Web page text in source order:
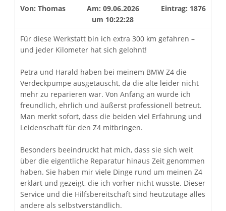
Von: Thomas Am: 09.06.2026
um 10:22:28
Eintrag: 1876
Für diese Werkstatt bin ich extra 300 km gefahren –
und jeder Kilometer hat sich gelohnt!
Petra und Harald haben bei meinem BMW Z4 die
Verdeckpumpe ausgetauscht, da die alte leider nicht
mehr zu reparieren war. Von Anfang an wurde ich
freundlich, ehrlich und äußerst professionell betreut.
Man merkt sofort, dass die beiden viel Erfahrung und
Leidenschaft für den Z4 mitbringen.
Besonders beeindruckt hat mich, dass sie sich weit
über die eigentliche Reparatur hinaus Zeit genommen
haben. Sie haben mir viele Dinge rund um meinen Z4
erklärt und gezeigt, die ich vorher nicht wusste. Dieser
Service und die Hilfsbereitschaft sind heutzutage alles
andere als selbstverständlich.